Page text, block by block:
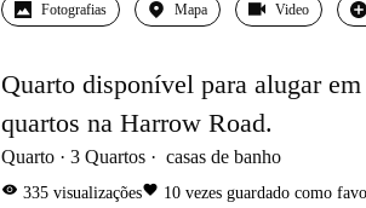
Fotografias Mapa Video
Quarto disponível para alugar
quartos na Harrow Road.
Quarto 3 Quartos casas de banho
visibility 335 visualizaçõesfavorite 10 vezes guardado como